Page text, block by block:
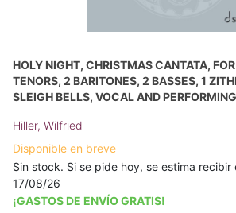
HOLY NIGHT, CHRISTMAS CANTATA,
TENORS, 2 BARITONES, 2 BASSES, 1
SLEIGH BELLS, VOCAL AND
Hiller, Wilfried
Disponible en breve
Sin stock. Si se pide hoy, se estima recibir
17/08/26
¡GASTOS DE ENVÍO GRATIS!